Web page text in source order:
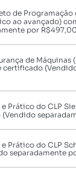
de Programação
ao avançado)
por
de Máquinas
certificado
Prático do CLP
Prático do CLP
separadamente